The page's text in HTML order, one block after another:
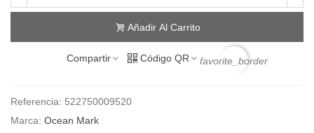
Añadir Al Carrito
Compartir Código QR favorite_border
Referencia: 522750009520
Marca: Ocean Mark